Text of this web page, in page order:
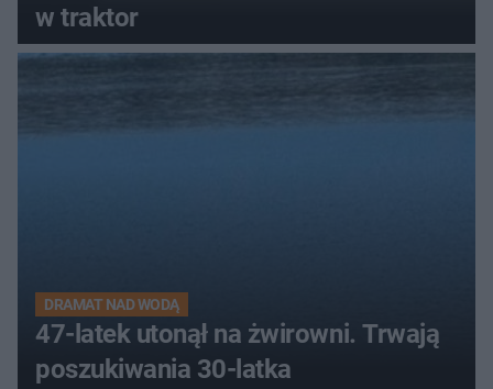
w traktor
DRAMAT NAD WODĄ
47-latek utonął na żwirowni. Trwają
poszukiwania 30-latka